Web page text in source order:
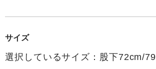
サイズ
選択しているサイズ：股下72cm/79